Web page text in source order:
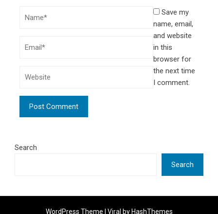
Save my
name, email,
and website
in this
browser for
the next time
I comment.
Search
Search
WordPress Theme | Viral by HashThemes